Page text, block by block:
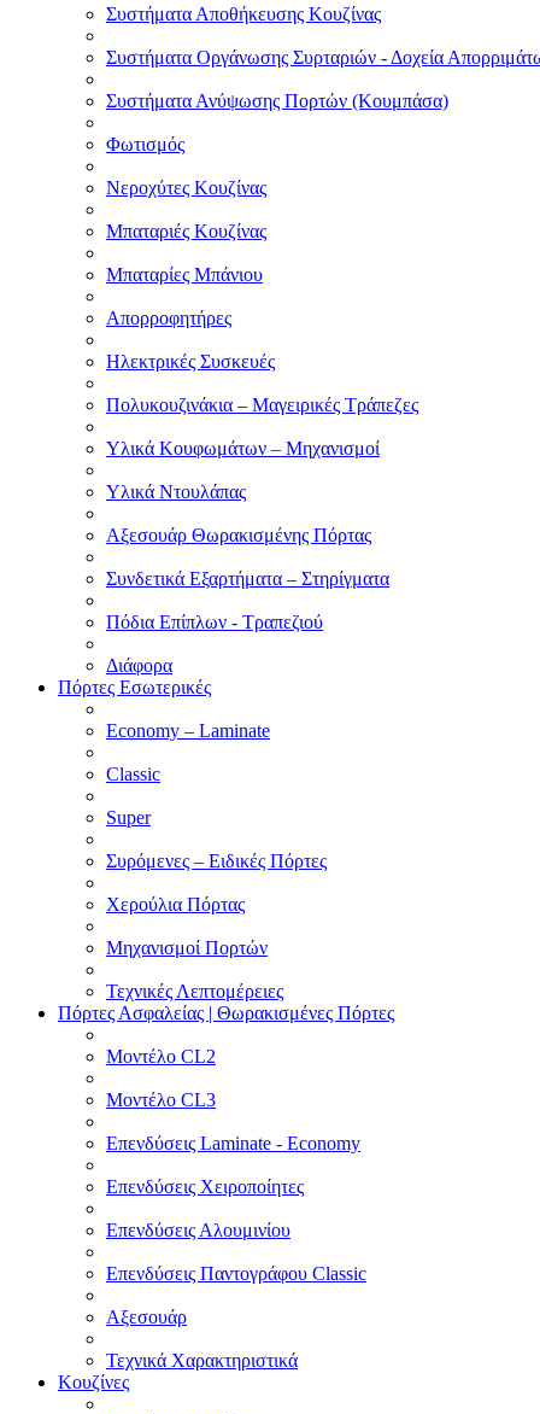
Συστήματα Αποθήκευσης Κουζίνας
Συστήματα Οργάνωσης Συρταριών - Δοχεία
Συστήματα Ανύψωσης Πορτών (Κουμπάσα)
Φωτισμός
Νεροχύτες Κουζίνας
Μπαταριές Κουζίνας
Μπαταρίες Μπάνιου
Απορροφητήρες
Ηλεκτρικές Συσκευές
Πολυκουζινάκια – Μαγειρικές Τράπεζες
Υλικά Κουφωμάτων – Μηχανισμοί
Υλικά Ντουλάπας
Αξεσουάρ Θωρακισμένης Πόρτας
Συνδετικά Εξαρτήματα – Στηρίγματα
Πόδια Επίπλων - Τραπεζιού
Διάφορα
Πόρτες Εσωτερικές
Economy – Laminate
Classic
Super
Συρόμενες – Ειδικές Πόρτες
Χερούλια Πόρτας
Μηχανισμοί Πορτών
Τεχνικές Λεπτομέρειες
Πόρτες Ασφαλείας | Θωρακισμένες Πόρτες
Μοντέλο CL2
Μοντέλο CL3
Επενδύσεις Laminate - Economy
Επενδύσεις Χειροποίητες
Επενδύσεις Αλουμινίου
Επενδύσεις Παντογράφου Classic
Αξεσουάρ
Τεχνικά Χαρακτηριστικά
Κουζίνες